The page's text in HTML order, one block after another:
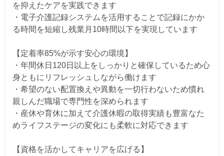
を抑えたケアを実践できます
・電子介護記録システムを活用することで記録にかか
る時間を短縮し残業月10時間以下を実現しています
【定着率85%が示す安心の環境】
・年間休日120日以上をしっかりと確保しているため心
身ともにリフレッシュしながら働けます
・希望のない配置換えや異動を一切行わないため慣れ
親しんだ職場で専門性を深められます
・産休や育休に加えて介護休暇の取得実績も豊富なた
めライフステージの変化にも柔軟に対応できます
【資格を活かしてキャリアを広げる】